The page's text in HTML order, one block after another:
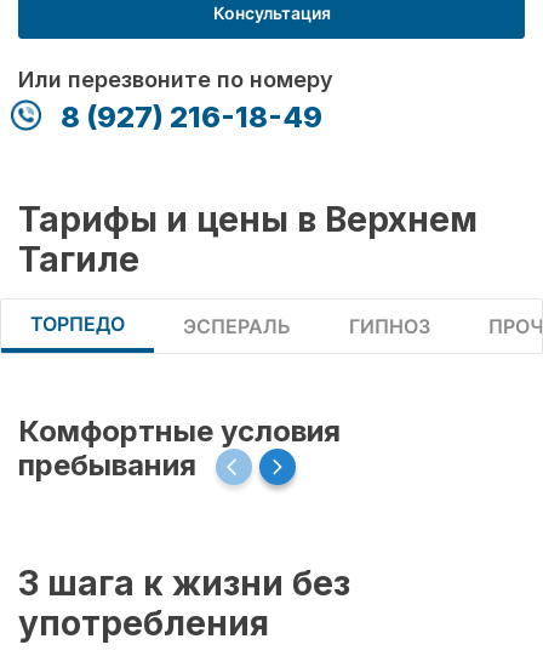
Консультация
Или перезвоните по номеру
8 (927) 216-18-49
Тарифы и цены в Верхнем
Тагиле
ТОРПЕДО ЭСПЕРАЛЬ ГИПНОЗ
Комфортные условия
пребывания
3 шага к жизни без
употребления